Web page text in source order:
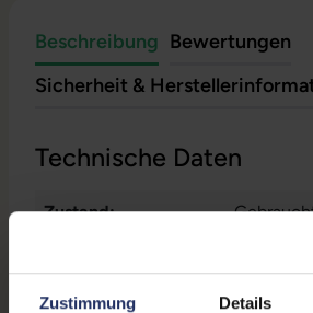
Zustimmung Details
Beschreibung Bewertungen
Sicherheit &
Technische Daten
Zustand:
Displaygröße: 14,0 Zoll